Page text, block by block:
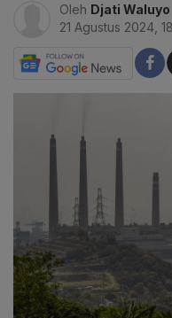
Oleh Djati Waluyo
21 Agustus 2024,